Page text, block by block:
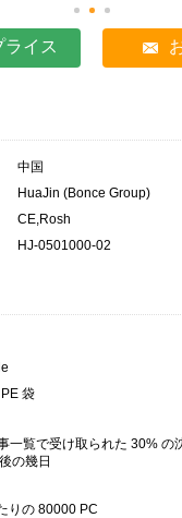
イス
中国
HuaJin (Bonce Group)
CE,Rosh
HJ-0501000-02
袋
一覧で受け取られた 30% の
の幾日
りの 80000 PC